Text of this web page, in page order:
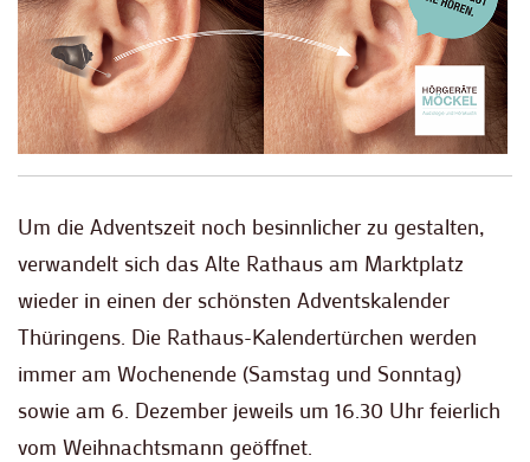
Um die Adventszeit noch besinnlicher zu gestalten,
verwandelt sich das Alte Rathaus am Marktplatz
wieder in einen der schönsten Adventskalender
Thüringens. Die Rathaus-Kalendertürchen werden
immer am Wochenende (Samstag und Sonntag)
sowie am 6. Dezember jeweils um 16.30 Uhr feierlich
vom Weihnachtsmann geöffnet.